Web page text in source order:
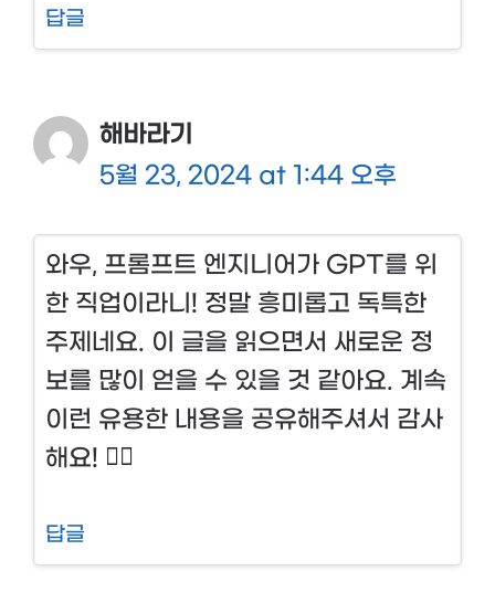
답글
해바라기
5월 23, 2024 at 1:44 오후
와우, 프롬프트 엔지니어가 GPT를 위
한 직업이라니! 정말 흥미롭고 독특한
주제네요. 이 글을 읽으면서 새로운 정
보를 많이 얻을 수 있을 것 같아요. 계속
이런 유용한 내용을 공유해주셔서 감사
해요! 👍🏼
답글